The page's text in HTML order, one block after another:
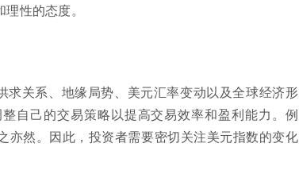
性的态度。
关系、地缘局势、美元汇率变动以及全球经济形
自己的交易策略以提高交易效率和盈利能力。例
亦然。因此，投资者需要密切关注美元指数的变化